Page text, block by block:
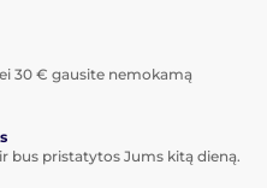
30 € gausite nemokamą
bus pristatytos Jums kitą dieną.